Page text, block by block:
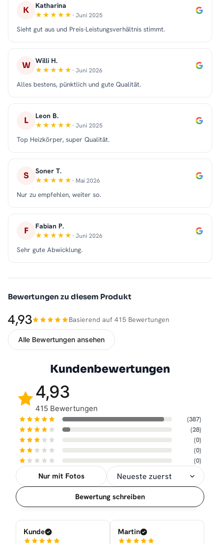
K Katharina
· Juni 2025
Sieht gut aus und Preis-Leistungsverhältnis stimmt.
W Willi H.
· Juni 2026
Alles bestens, pünktlich und gute Qualität.
L Leon B.
· Juni 2025
Top Heizkörper, super Qualität.
S Soner T.
· Mai 2026
Nur zu empfehlen, weiter so.
F Fabian P.
· Juni 2026
Sehr gute Abwicklung.
Bewertungen zu diesem Produkt
4,93 Basierend auf 415 Bewertungen
Alle Bewertungen ansehen
Kundenbewertungen
4,93
415 Bewertungen
(387)
(28)
(0)
(0)
(0)
Nur mit Fotos
Sortierung
Bewertung schreiben
Kunde
Martin